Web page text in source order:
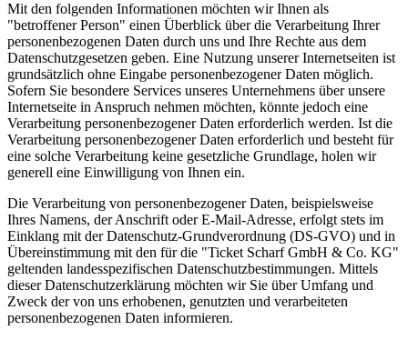
Mit den folgenden Informationen möchten wir Ihnen als
"betroffener Person" einen Überblick über die Verarbeitung Ihrer
personenbezogenen Daten durch uns und Ihre Rechte aus dem
Datenschutzgesetzen geben. Eine Nutzung unserer Internetseiten ist
grundsätzlich ohne Eingabe personenbezogener Daten möglich.
Sofern Sie besondere Services unseres Unternehmens über unsere
Internetseite in Anspruch nehmen möchten, könnte jedoch eine
Verarbeitung personenbezogener Daten erforderlich werden. Ist die
Verarbeitung personenbezogener Daten erforderlich und besteht für
eine solche Verarbeitung keine gesetzliche Grundlage, holen wir
generell eine Einwilligung von Ihnen ein.
Die Verarbeitung von personenbezogener Daten, beispielsweise
Ihres Namens, der Anschrift oder E-Mail-Adresse, erfolgt stets im
Einklang mit der Datenschutz-Grundverordnung (DS-GVO) und in
Übereinstimmung mit den für die "Ticket Scharf GmbH & Co. KG"
geltenden landesspezifischen Datenschutzbestimmungen. Mittels
dieser Datenschutzerklärung möchten wir Sie über Umfang und
Zweck der von uns erhobenen, genutzten und verarbeiteten
personenbezogenen Daten informieren.